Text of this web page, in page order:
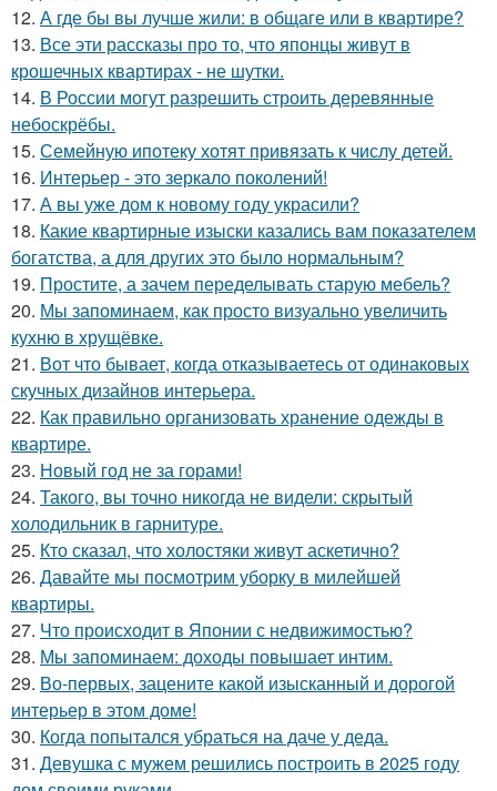
12. А где бы вы лучше жили: в общаге или в квартире?
13. Все эти рассказы про то, что японцы живут в
крошечных квартирах - не шутки.
14. В России могут разрешить строить деревянные
небоскрёбы.
15. Семейную ипотеку хотят привязать к числу детей.
16. Интерьер - это зеркало поколений!
17. А вы уже дом к новому году украсили?
18. Какие квартирные изыски казались вам показателем
богатства, а для других это было нормальным?
19. Простите, а зачем переделывать старую мебель?
20. Мы запоминаем, как просто визуально увеличить
кухню в хрущёвке.
21. Вот что бывает, когда отказываетесь от одинаковых
скучных дизайнов интерьера.
22. Как правильно организовать хранение одежды в
квартире.
23. Новый год не за горами!
24. Такого, вы точно никогда не видели: скрытый
холодильник в гарнитуре.
25. Кто сказал, что холостяки живут аскетично?
26. Давайте мы посмотрим уборку в милейшей
квартиры.
27. Что происходит в Японии с недвижимостью?
28. Мы запоминаем: доходы повышает интим.
29. Во-первых, зацените какой изысканный и дорогой
интерьер в этом доме!
30. Когда попытался убраться на даче у деда.
31. Девушка с мужем решились построить в 2025 году